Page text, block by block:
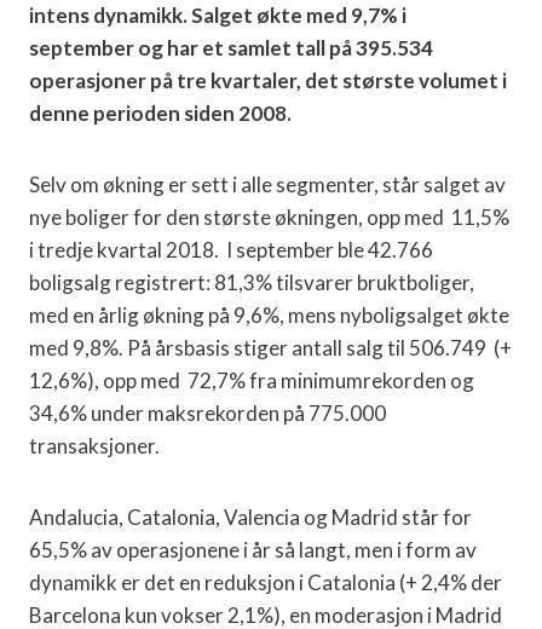
intens dynamikk. Salget økte med 9,7% i
september og har et samlet tall på 395.534
operasjoner på tre kvartaler, det største volumet i
denne perioden siden 2008.
Selv om økning er sett i alle segmenter, står salget av
nye boliger for den største økningen, opp med 11,5%
i tredje kvartal 2018. I september ble 42.766
boligsalg registrert: 81,3% tilsvarer bruktboliger,
med en årlig økning på 9,6%, mens nyboligsalget økte
med 9,8%. På årsbasis stiger antall salg til 506.749 (+
12,6%), opp med 72,7% fra minimumrekorden og
34,6% under maksrekorden på 775.000
transaksjoner.
Andalucia, Catalonia, Valencia og Madrid står for
65,5% av operasjonene i år så langt, men i form av
dynamikk er det en reduksjon i Catalonia (+ 2,4% der
Barcelona kun vokser 2,1%), en moderasjon i Madrid